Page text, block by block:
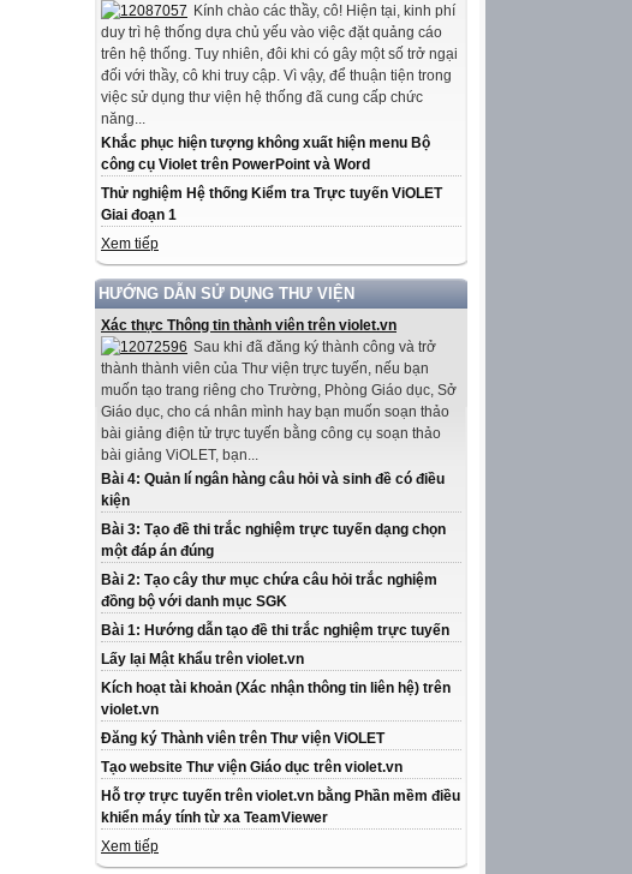
Kính chào các thầy, cô! Hiện tại, kinh phí
duy trì hệ thống dựa chủ yếu vào việc đặt quảng cáo
trên hệ thống. Tuy nhiên, đôi khi có gây một số trở ngại
đối với thầy, cô khi truy cập. Vì vậy, để thuận tiện trong
việc sử dụng thư viện hệ thống đã cung cấp chức
năng...
Khắc phục hiện tượng không xuất hiện menu Bộ
công cụ Violet trên PowerPoint và Word
Thử nghiệm Hệ thống Kiểm tra Trực tuyến ViOLET
Giai đoạn 1
Xem tiếp
HƯỚNG DẪN SỬ DỤNG THƯ VIỆN
Xác thực Thông tin thành viên trên violet.vn
Sau khi đã đăng ký thành công và trở
thành thành viên của Thư viện trực tuyến, nếu bạn
muốn tạo trang riêng cho Trường, Phòng Giáo dục, Sở
Giáo dục, cho cá nhân mình hay bạn muốn soạn thảo
bài giảng điện tử trực tuyến bằng công cụ soạn thảo
bài giảng ViOLET, bạn...
Bài 4: Quản lí ngân hàng câu hỏi và sinh đề có điều
kiện
Bài 3: Tạo đề thi trắc nghiệm trực tuyến dạng chọn
một đáp án đúng
Bài 2: Tạo cây thư mục chứa câu hỏi trắc nghiệm
đồng bộ với danh mục SGK
Bài 1: Hướng dẫn tạo đề thi trắc nghiệm trực tuyến
Lấy lại Mật khẩu trên violet.vn
Kích hoạt tài khoản (Xác nhận thông tin liên hệ) trên
violet.vn
Đăng ký Thành viên trên Thư viện ViOLET
Tạo website Thư viện Giáo dục trên violet.vn
Hỗ trợ trực tuyến trên violet.vn bằng Phần mềm điều
khiển máy tính từ xa TeamViewer
Xem tiếp